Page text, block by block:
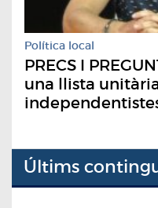
Política local
PRECS I
una llista
Últims